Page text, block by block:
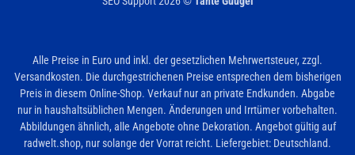
Alle Preise in Euro und inkl. der gesetzlichen Mehrwertsteuer, zzgl.
Versandkosten. Die durchgestrichenen Preise entsprechen dem bisherigen
Preis in diesem Online-Shop. Verkauf nur an private Endkunden. Abgabe
nur in haushaltsüblichen Mengen. Änderungen und Irrtümer vorbehalten.
Abbildungen ähnlich, alle Angebote ohne Dekoration. Angebot gültig auf
radwelt.shop, nur solange der Vorrat reicht. Liefergebiet: Deutschland.